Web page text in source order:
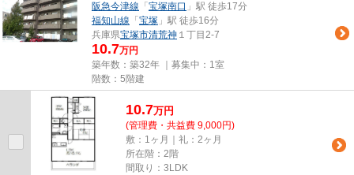
阪急今津線 「 宝塚南口 」駅 徒歩17分
福知山線 「 宝塚 」駅 徒歩16分
兵庫県宝塚市清荒神 １丁目2-7
10.7万円
築年数：築32年 ｜募集中： 1室
階数：5階建
10.7万円
(管理費・共益費 9,000円)
敷：1ヶ月｜礼：2ヶ月
所在階：2階
間取り：3LDK